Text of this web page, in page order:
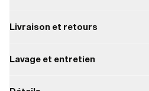
W3 Niveau de performance imperméable
Livraison et retours
Lavage et entretien